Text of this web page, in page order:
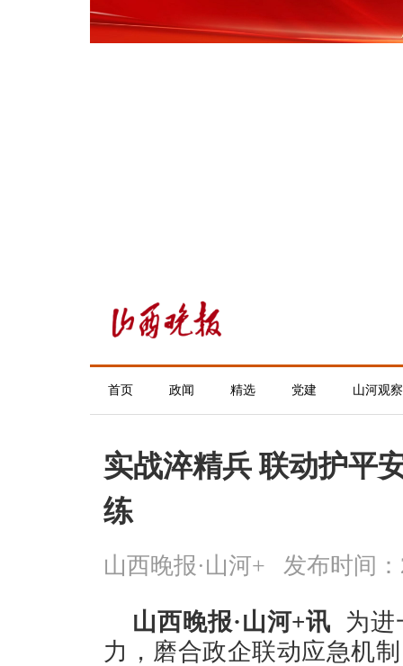
首页 政闻 精选 党建 山河观察
实战淬精兵 联动护平
练
山西晚报·山河+ 发布时间：
山西晚报·山河+讯 为进
力，磨合政企联动应急机